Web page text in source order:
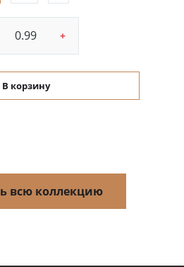
+
В корзину
всю коллекцию